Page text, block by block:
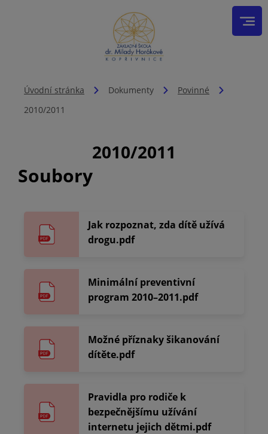
Úvodní stránka Dokumenty
Povinné
2010/2011
2010/2011
Soubory
Jak rozpoznat, zda dítě užívá
drogu.pdf
Minimální preventivní
program 2010–2011.pdf
Možné příznaky šikanování
dítěte.pdf
Pravidla pro rodiče k
bezpečnějšímu užívání
internetu jejich dětmi.pdf